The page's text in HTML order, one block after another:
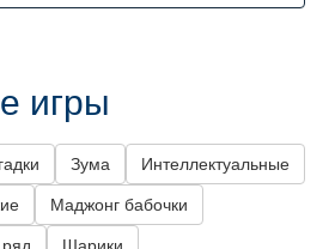
игры
Зума Интеллектуальные
Маджонг бабочки